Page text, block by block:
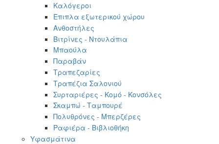
Καλόγεροι
Έπιπλα εξωτερικού χώρου
Ανθοστήλες
Βιτρίνες - Ντουλάπια
Μπαούλα
Παραβάν
Τραπεζαρίες
Τραπέζια Σαλονιού
Συρταριέρες - Κομό - Κονσόλες
Σκαμπώ - Ταμπουρέ
Πολυθρόνες - Μπερζέρες
Ραφιέρα - Βιβλιοθήκη
Υφασμάτινα